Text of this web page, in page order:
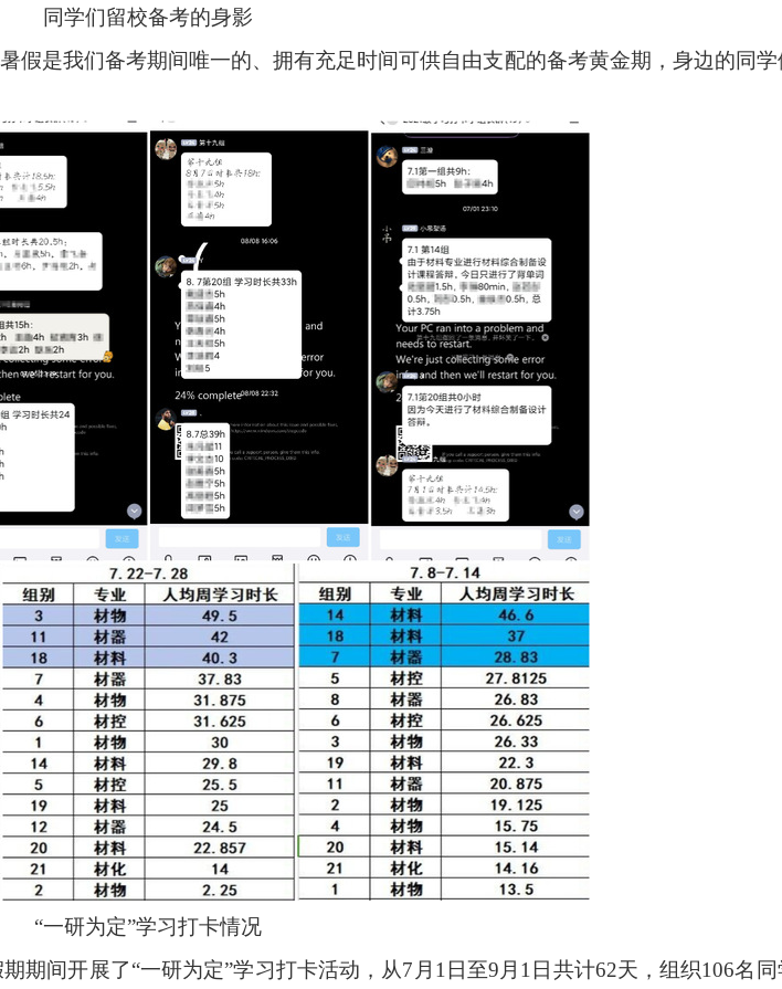
同学们留校备考的身影
假是我们备考期间唯一的、拥有充足时间可供自由支配的备考黄金期，身边的同
“一研为定”学习打卡情况
期间开展了“一研为定”学习打卡活动，从7 月 1 日至9 月 1 日共计62天，组织106名同